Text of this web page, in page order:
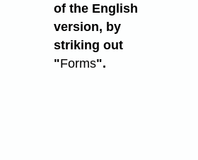
of the English
version, by
striking out
"Forms".